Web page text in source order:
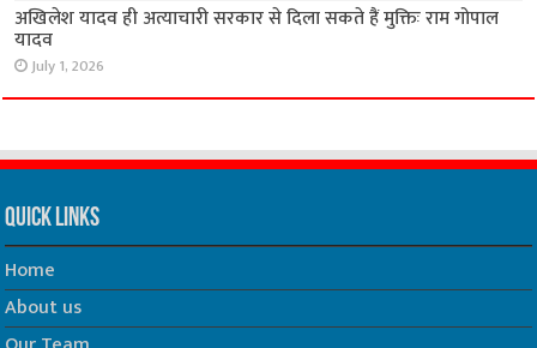
अखिलेश यादव ही अत्याचारी सरकार से दिला सकते हैं मुक्तिः राम गोपाल
यादव
July 1, 2026
Quick Links
Home
About us